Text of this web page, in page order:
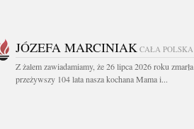
JÓZEFA MARCINIAK CAŁA POLSKA
Z żalem zawiadamiamy, że 26 lipca 2026 roku zmarła
przeżywszy 104 lata nasza kochana Mama i...